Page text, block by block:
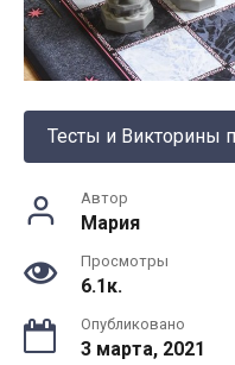
Тесты и Викторины
Автор
Мария
Просмотры
6.1к.
Опубликовано
3 марта, 2021